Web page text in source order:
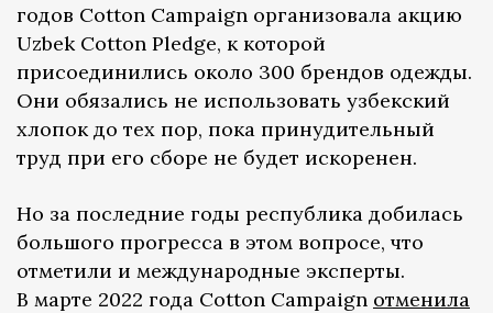
годов Cotton Campaign организовала акцию
Uzbek Cotton Pledge, к которой
присоединились около 300 брендов одежды.
Они обязались не использовать узбекский
хлопок до тех пор, пока принудительный
труд при его сборе не будет искоренен.
Но за последние годы республика добилась
большого прогресса в этом вопросе, что
отметили и международные эксперты.
В марте 2022 года Cotton Campaign отменила